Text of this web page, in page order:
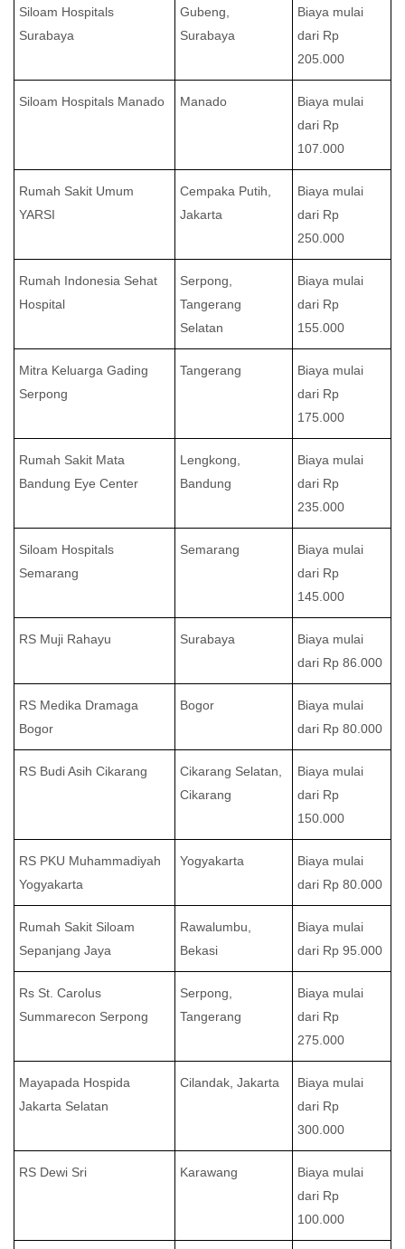
Siloam Hospitals
Surabaya
Gubeng,
Surabaya
Biaya mulai
dari Rp
205.000
Siloam Hospitals Manado Manado
Biaya mulai
dari Rp
107.000
Rumah Sakit Umum
YARSI
Cempaka Putih,
Jakarta
Biaya mulai
dari Rp
250.000
Rumah Indonesia Sehat
Hospital
Serpong,
Tangerang
Selatan
Biaya mulai
dari Rp
155.000
Mitra Keluarga Gading
Serpong
Tangerang
Biaya mulai
dari Rp
175.000
Rumah Sakit Mata
Bandung Eye Center
Lengkong,
Bandung
Biaya mulai
dari Rp
235.000
Siloam Hospitals
Semarang
Semarang
Biaya mulai
dari Rp
145.000
RS Muji Rahayu Surabaya
Biaya mulai
dari Rp 86.000
RS Medika Dramaga
Bogor
Bogor
Biaya mulai
dari Rp 80.000
RS Budi Asih Cikarang
Cikarang Selatan,
Cikarang
Biaya mulai
dari Rp
150.000
RS PKU Muhammadiyah
Yogyakarta
Yogyakarta
Biaya mulai
dari Rp 80.000
Rumah Sakit Siloam
Sepanjang Jaya
Rawalumbu,
Bekasi
Biaya mulai
dari Rp 95.000
Rs St. Carolus
Summarecon Serpong
Serpong,
Tangerang
Biaya mulai
dari Rp
275.000
Mayapada Hospida
Jakarta Selatan
Cilandak, Jakarta
Biaya mulai
dari Rp
300.000
RS Dewi Sri Karawang
Biaya mulai
dari Rp
100.000